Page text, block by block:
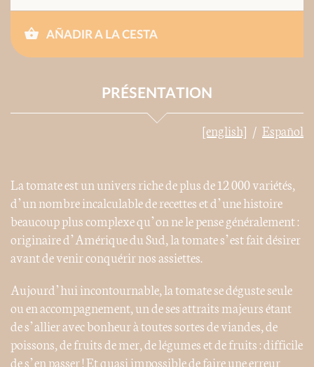
AÑADIR A LA CESTA
PRÉSENTATION
[english] Español
La tomate est un univers riche de plus de 12 000 variétés,
d’un nombre incalculable de recettes et d’une histoire
beaucoup plus complexe qu’on ne le pense généralement :
originaire d’Amérique du Sud, la tomate s’est fait désirer
avant de venir conquérir nos assiettes.
Aujourd’hui incontournable, la tomate se déguste seule
ou en accompagnement, un de ses attraits majeurs étant
de s’allier avec bonheur à toutes sortes de viandes, de
poissons, de fruits de mer, de légumes et de fruits : difficile
de s’en passer ! Et quasi impossible de faire une erreur